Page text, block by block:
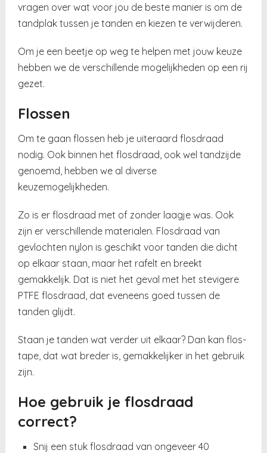
vragen over wat voor jou de beste manier is om de
tandplak tussen je tanden en kiezen te verwijderen.
Om je een beetje op weg te helpen met jouw keuze
hebben we de verschillende mogelijkheden op een rij
gezet.
Flossen
Om te gaan flossen heb je uiteraard flosdraad
nodig. Ook binnen het flosdraad, ook wel tandzijde
genoemd, hebben we al diverse
keuzemogelijkheden.
Zo is er flosdraad met of zonder laagje was. Ook
zijn er verschillende materialen. Flosdraad van
gevlochten nylon is geschikt voor tanden die dicht
op elkaar staan, maar het rafelt en breekt
gemakkelijk. Dat is niet het geval met het stevigere
PTFE flosdraad, dat eveneens goed tussen de
tanden glijdt.
Staan je tanden wat verder uit elkaar? Dan kan flos-
tape, dat wat breder is, gemakkelijker in het gebruik
zijn.
Hoe gebruik je flosdraad
correct?
Snij een stuk flosdraad van ongeveer 40